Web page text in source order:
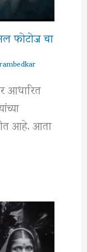
फोटोज चा
आधारित
आहे. आता